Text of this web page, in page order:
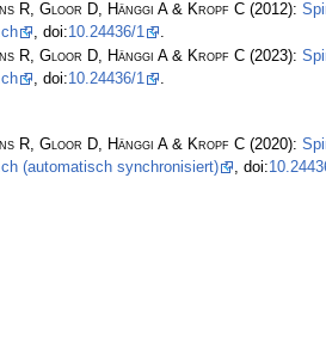
R, Gloor D, Hänggi A & Kropf C(2012):
, doi:10.24436/1
.
R, Gloor D, Hänggi A & Kropf C(2023):
, doi:10.24436/1 .
R, Gloor D, Hänggi A & Kropf C(2020):
(automatisch synchronisiert)
, doi: